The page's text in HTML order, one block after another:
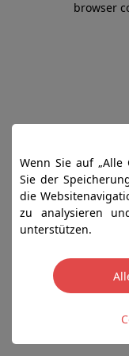
browser
Wenn Sie auf „Alle
Sie der
die
zu analysieren
unterstützen.